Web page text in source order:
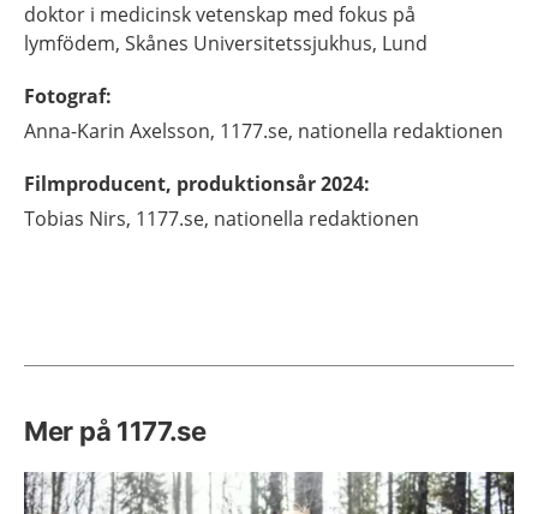
doktor i medicinsk vetenskap med fokus på
lymfödem, Skånes Universitetssjukhus, Lund
Fotograf:
Anna-Karin Axelsson, 1177.se, nationella redaktionen
Filmproducent, produktionsår 2024:
Tobias Nirs, 1177.se, nationella redaktionen
Mer på 1177.se